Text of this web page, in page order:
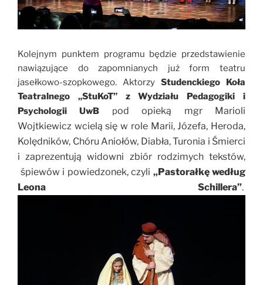
Kolejnym punktem programu będzie przedstawienie
nawiązujące do zapomnianych już form teatru
jasełkowo-szopkowego. Aktorzy Studenckiego Koła
Teatralnego „StuKoT” z Wydziału Pedagogiki i
Psychologii UwB pod opieką mgr Marioli
Wojtkiewicz wcielą się w role Marii, Józefa, Heroda,
Kolędników, Chóru Aniołów, Diabła, Turonia i Śmierci
i zaprezentują widowni zbiór rodzimych tekstów,
śpiewów i powiedzonek, czyli „Pastorałkę według
Leona Schillera”.